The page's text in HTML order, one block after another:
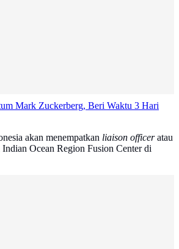
Mark Zuckerberg, Beri Waktu 3 Hari
akan menempatkan liaison officeratau
Ocean Region Fusion Center di